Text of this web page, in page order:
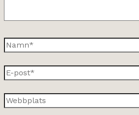
Namn*
E-
post*
Webbplats